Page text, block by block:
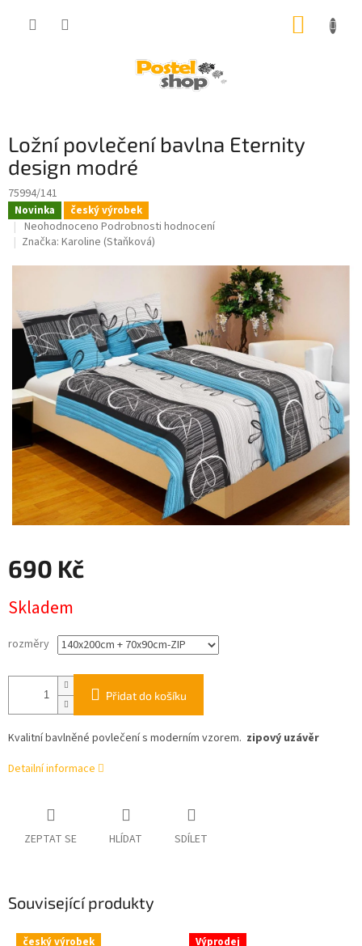
Ložní povlečení bavlna Eternity
design modré
75994/141
Novinka český výrobek
Průměrné
hodnocení
5
hvězdiček.
Neohodnoceno Podrobnosti hodnocení
Značka: Karoline (Staňková)
690 Kč
cena:
Skladem
rozměry
Přidat do košíku
Kvalitní bavlněné povlečení s moderním vzorem. zipový uzávěr
Detailní informace
ZEPTAT SE HLÍDAT SDÍLET
Související produkty
český výrobek
Výprodej